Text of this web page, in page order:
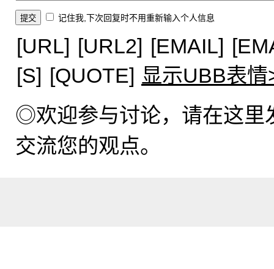
记住我,下次回复时不用重新输入个人信息
[URL] [URL2] [EMAIL]
[S] [QUOTE] 显示UBB表情
◎欢迎参与讨论，请在这里
交流您的观点。